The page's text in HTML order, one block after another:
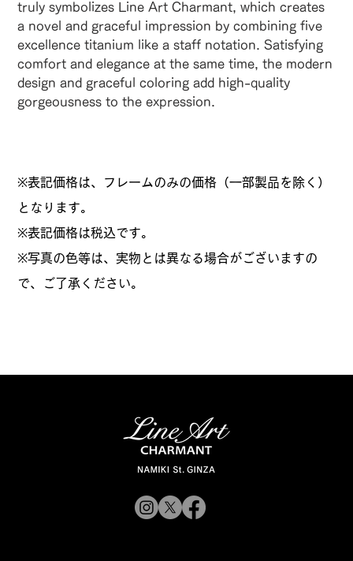
truly symbolizes Line Art Charmant, which creates
a novel and graceful impression by combining five
excellence titanium like a staff notation. Satisfying
comfort and elegance at the same time, the modern
design and graceful coloring add high-quality
gorgeousness to the expression.
※表記価格は、フレームのみの価格（一部製品を除く）
となります。
​※表記価格は税込です。
※写真の色等は、実物とは異なる場合がございますの
で、ご了承ください。